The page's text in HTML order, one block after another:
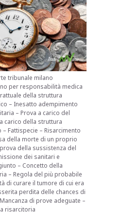
tribunale milano
per responsabilità medica
della struttura
– Inesatto adempimento
– Prova a carico del
carico della struttura
Fattispecie – Risarcimento
della morte di un proprio
della sussistenza del
dei sanitari e
– Concetto della
– Regola del più probabile
di curare il tumore di cui era
perdita delle chances di
di prove adeguate –
risarcitoria